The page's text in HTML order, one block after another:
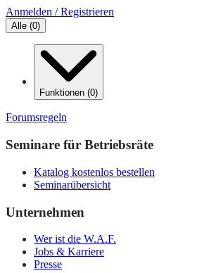
Anmelden / Registrieren
Alle (0)
Funktionen (0)
Forumsregeln
Seminare für Betriebsräte
Katalog kostenlos bestellen
Seminarübersicht
Unternehmen
Wer ist die W.A.F.
Jobs & Karriere
Presse